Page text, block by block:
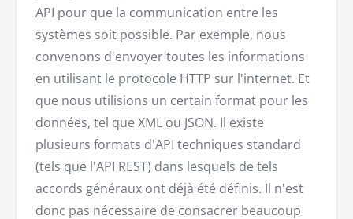
API pour que la communication entre les
systèmes soit possible. Par exemple, nous
convenons d'envoyer toutes les informations
en utilisant le protocole HTTP sur l'internet. Et
que nous utilisions un certain format pour les
données, tel que XML ou JSON. Il existe
plusieurs formats d'API techniques standard
(tels que l'API REST) dans lesquels de tels
accords généraux ont déjà été définis. Il n'est
donc pas nécessaire de consacrer beaucoup